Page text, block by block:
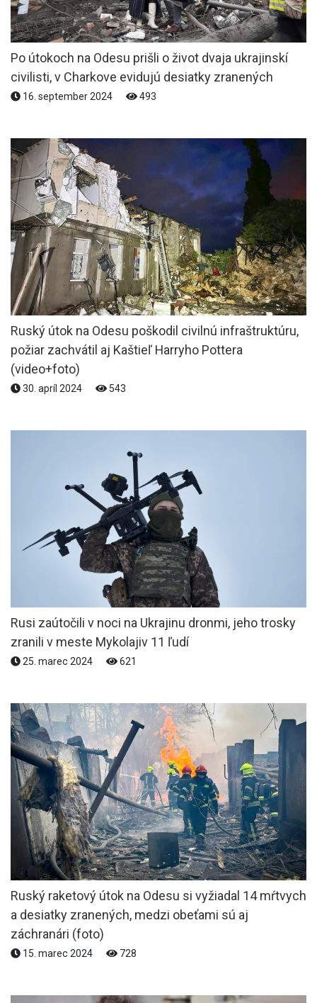
Po útokoch na Odesu prišli o život dvaja ukrajinskí
civilisti, v Charkove evidujú desiatky zranených
16. september 2024 493
Ruský útok na Odesu poškodil civilnú infraštruktúru,
požiar zachvátil aj Kaštieľ Harryho Pottera
(video+foto)
30. apríl 2024 543
Rusi zaútočili v noci na Ukrajinu dronmi, jeho trosky
zranili v meste Mykolajiv 11 ľudí
25. marec 2024 621
Ruský raketový útok na Odesu si vyžiadal 14 mŕtvych
a desiatky zranených, medzi obeťami sú aj
záchranári (foto)
15. marec 2024 728